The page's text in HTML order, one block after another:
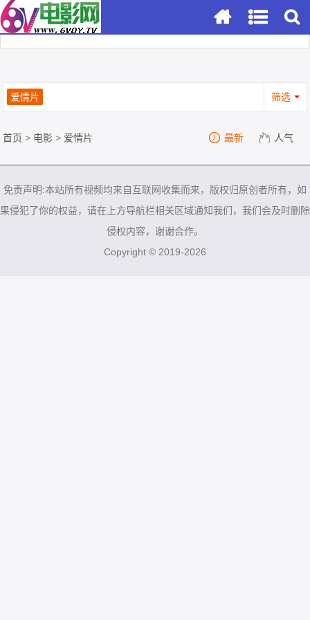
爱情片 筛选
首页 > 电影 > 爱情片 最新 人气
免责声明:本站所有视频均来自互联网收集而来，版权归原创者所有，如
果侵犯了你的权益，请在上方导航栏相关区域通知我们，我们会及时删除
侵权内容，谢谢合作。
Copyright © 2019-2026